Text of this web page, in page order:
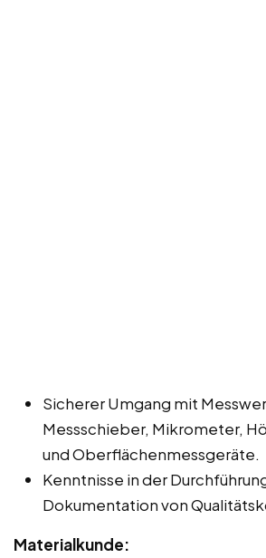
Sicherer Umgang mit
Messschieber, Mikrometer,
und Oberflächenmessgeräte.
Kenntnisse in der
Dokumentation von
Materialkunde: